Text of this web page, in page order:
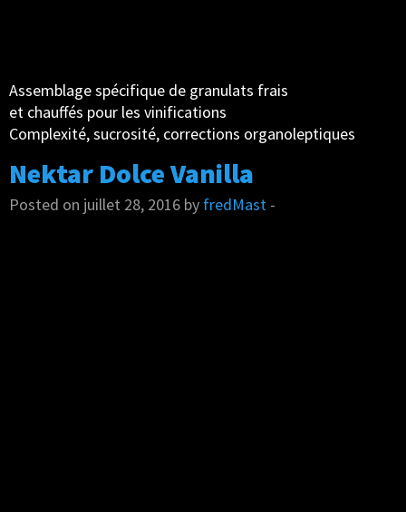
Assemblage spécifique de granulats frais
et chauffés pour les vinifications
Complexité, sucrosité, corrections organoleptiques
Nektar Dolce Vanilla
Posted on juillet 28, 2016 by fredMast -